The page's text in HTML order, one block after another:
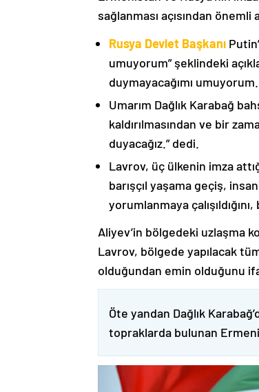
sağlanması açısından önemli
Rusya Devlet Başkanı
umuyorum” şeklindeki
duymayacağımı umuyorum.
Umarım Dağlık Karabağ
kaldırılmasından ve bir
duyacağız.” dedi.
Lavrov, üç ülkenin imza
barışçıl yaşama geçiş,
yorumlanmaya
Aliyev’in bölgedeki uzlaşma
Lavrov, bölgede yapılacak
olduğundan emin olduğunu
Öte yandan Dağlık
topraklarda bulunan